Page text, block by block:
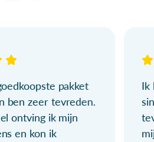
pakket
ben zeer tevreden.
ontving ik mijn
en kon ik
Ik